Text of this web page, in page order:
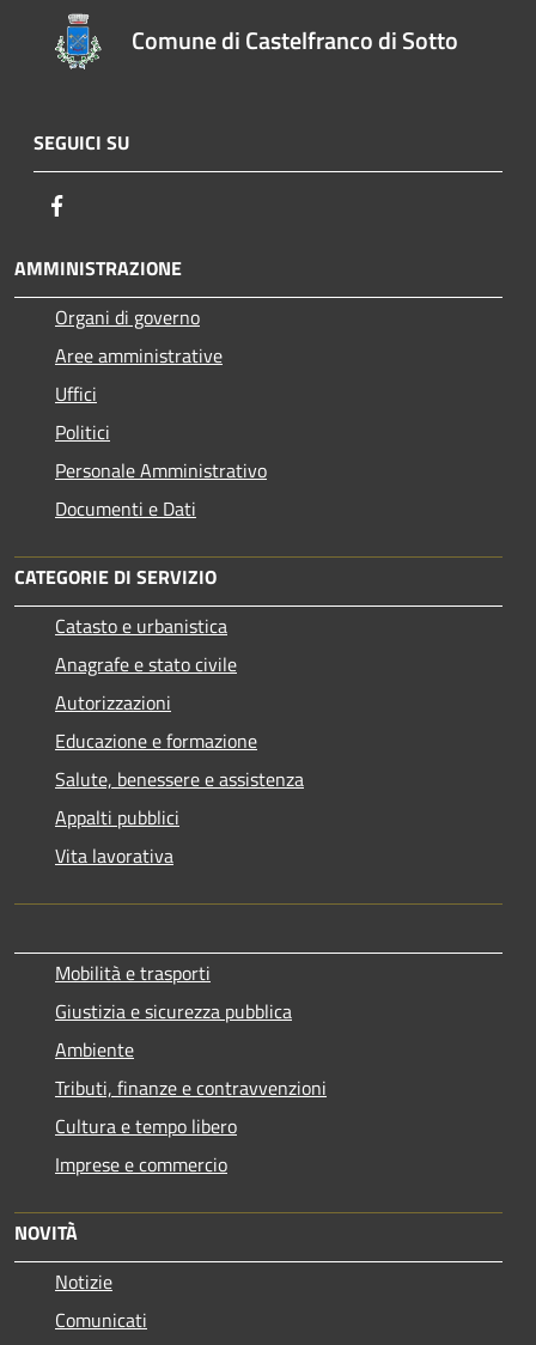
Comune di Castelfranco di Sotto
SEGUICI SU
AMMINISTRAZIONE
Organi di governo
Aree amministrative
Uffici
Politici
Personale Amministrativo
Documenti e Dati
CATEGORIE DI SERVIZIO
Catasto e urbanistica
Anagrafe e stato civile
Autorizzazioni
Educazione e formazione
Salute, benessere e assistenza
Appalti pubblici
Vita lavorativa
Mobilità e trasporti
Giustizia e sicurezza pubblica
Ambiente
Tributi, finanze e contravvenzioni
Cultura e tempo libero
Imprese e commercio
NOVITÀ
Notizie
Comunicati